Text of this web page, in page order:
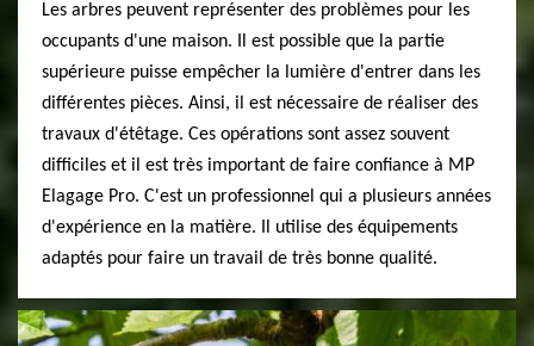
Les arbres peuvent représenter des problèmes pour les
occupants d'une maison. Il est possible que la partie
supérieure puisse empêcher la lumière d'entrer dans les
différentes pièces. Ainsi, il est nécessaire de réaliser des
travaux d'étêtage. Ces opérations sont assez souvent
difficiles et il est très important de faire confiance à MP
Elagage Pro. C'est un professionnel qui a plusieurs années
d'expérience en la matière. Il utilise des équipements
adaptés pour faire un travail de très bonne qualité.